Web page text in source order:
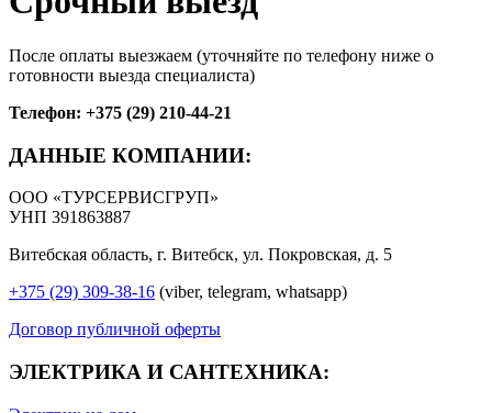
После оплаты выезжаем (уточняйте по телефону ниже о
готовности выезда специалиста)
Телефон: +375 (29) 210-44-21
ДАННЫЕ КОМПАНИИ:
ООО «ТУРСЕРВИСГРУП»
УНП 391863887
Витебская область, г. Витебск, ул. Покровская, д. 5
+375 (29) 309-38-16 (viber, telegram, whatsapp)
Договор публичной оферты
ЭЛЕКТРИКА И САНТЕХНИКА: